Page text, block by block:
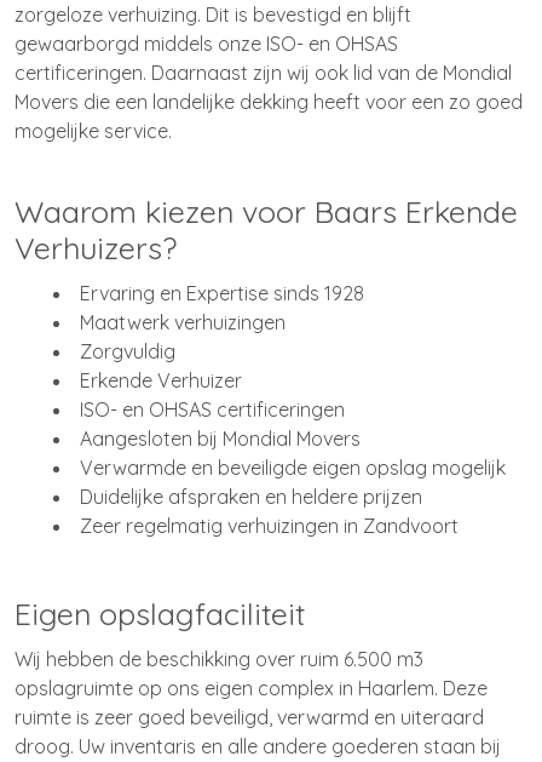
zorgeloze verhuizing. Dit is bevestigd en blijft
gewaarborgd middels onze ISO- en OHSAS
certificeringen. Daarnaast zijn wij ook lid van de Mondial
Movers die een landelijke dekking heeft voor een zo goed
mogelijke service.
Waarom kiezen voor Baars Erkende
Verhuizers?
Ervaring en Expertise sinds 1928
Maatwerk verhuizingen
Zorgvuldig
Erkende Verhuizer
ISO- en OHSAS certificeringen
Aangesloten bij Mondial Movers
Verwarmde en beveiligde eigen opslag mogelijk
Duidelijke afspraken en heldere prijzen
Zeer regelmatig verhuizingen in Zandvoort
Eigen opslagfaciliteit
Wij hebben de beschikking over ruim 6.500 m3
opslagruimte op ons eigen complex in Haarlem. Deze
ruimte is zeer goed beveiligd, verwarmd en uiteraard
droog. Uw inventaris en alle andere goederen staan bij